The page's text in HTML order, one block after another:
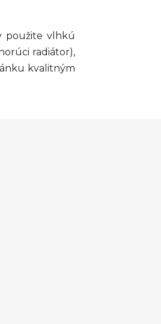
použite vlhkú
radiátor),
kvalitným